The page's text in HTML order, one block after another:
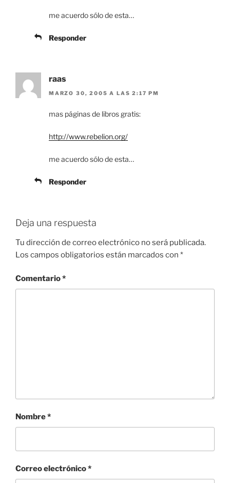
me acuerdo sólo de esta…
Responder
raas
MARZO 30, 2005 A LAS 2:17 PM
mas páginas de libros gratis:
http://www.rebelion.org/
me acuerdo sólo de esta…
Responder
Deja una respuesta
Tu dirección de correo electrónico no será publicada.
Los campos obligatorios están marcados con *
Comentario*
Nombre*
Correo electrónico*